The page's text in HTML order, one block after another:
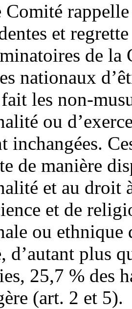
Comité
et
de la
nationaux
les non-
ou
inchangées.
de manière
et au droit
et de
ou ethnique
d’autant plus
25,7 % des
(art. 2 et 5).